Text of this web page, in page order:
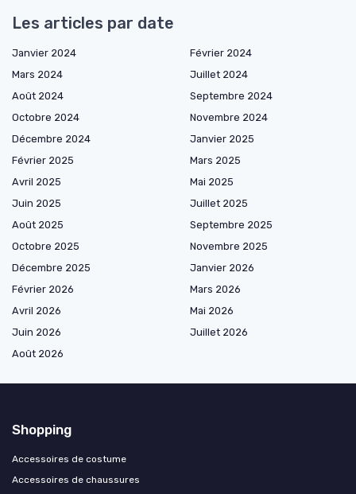
Les articles par date
Janvier 2024
Février 2024
Mars 2024
Juillet 2024
Août 2024
Septembre 2024
Octobre 2024
Novembre 2024
Décembre 2024
Janvier 2025
Février 2025
Mars 2025
Avril 2025
Mai 2025
Juin 2025
Juillet 2025
Août 2025
Septembre 2025
Octobre 2025
Novembre 2025
Décembre 2025
Janvier 2026
Février 2026
Mars 2026
Avril 2026
Mai 2026
Juin 2026
Juillet 2026
Août 2026
Shopping
Accessoires de costume
Accessoires de chaussures